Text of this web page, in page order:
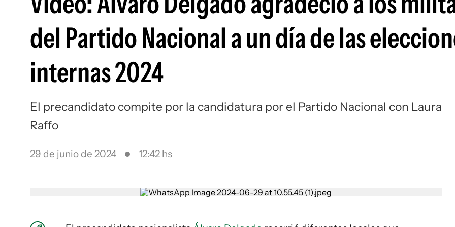
del Partido Nacional a un día de las
internas 2024
El precandidato compite por la candidatura por el Partido Nacional con Laura
Raffo
29 de junio de 2024 12:42 hs